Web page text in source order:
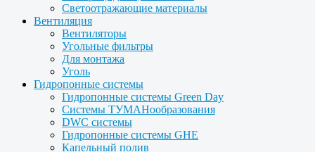
Светоотражающие материалы
Вентиляция
Вентиляторы
Угольные фильтры
Для монтажа
Уголь
Гидропонные системы
Гидропонные системы Green Day
Системы ТУМАНообразования
DWC системы
Гидропонные системы GHE
Капельный полив